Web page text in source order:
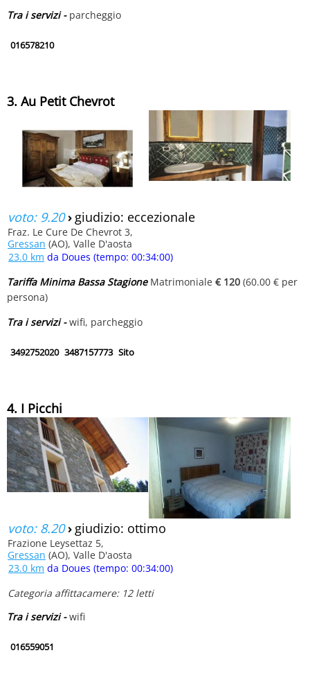
Tra i servizi - parcheggio
016578210
3. Au Petit Chevrot
voto: 9.20› giudizio: eccezionale
Fraz. Le Cure De Chevrot 3,
Gressan (AO), Valle D'aosta
23.0 km da Doues (tempo: 00:34:00)
Tariffa Minima Bassa StagioneMatrimoniale € 120 (60.00 € per
persona)
Tra i servizi -wifi, parcheggio
3492752020 3487157773 Sito
4. I Picchi
voto: 8.20› giudizio: ottimo
Frazione Leysettaz 5,
Gressan (AO), Valle D'aosta
23.0 km da Doues (tempo: 00:34:00)
Categoria affittacamere: 12 letti
Tra i servizi -wifi
016559051